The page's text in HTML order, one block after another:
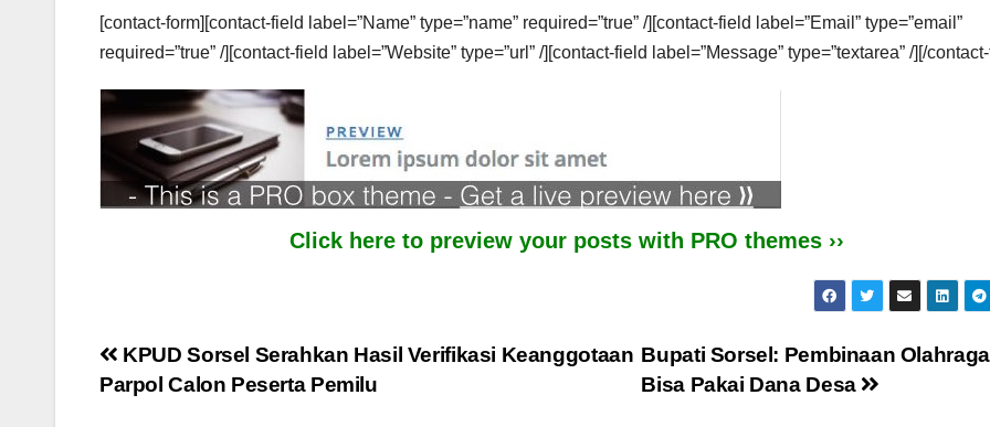
[contact-form][contact-field label=”Name” type=”name” required=”true” /][contact-field label=”Email” type=”email”
required=”true” /][contact-field label=”Website” type=”url” /][contact-field label=”Message” type=”textarea” /][/
Click here to preview your posts with PRO themes ››
Post
navigation
Bupati Sorsel: Pembinaan Olahraga
Bisa Pakai Dana Desa
KPUD Sorsel Serahkan Hasil Verifikasi Keanggotaan
Parpol Calon Peserta Pemilu